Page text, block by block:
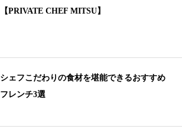
【PRIVATE CHEF MITSU】
シェフこだわりの食材を堪能できるおすすめ
フレンチ3選